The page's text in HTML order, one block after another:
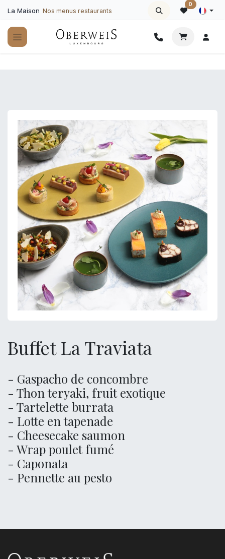
La Maison Nos menus restaurants
0
Buffet La Traviata
- Gaspacho de concombre
- Thon teryaki, fruit exotique
- Tartelette burrata
- Lotte en tapenade
- Cheesecake saumon
- Wrap poulet fumé
- Caponata
- Pennette au pesto